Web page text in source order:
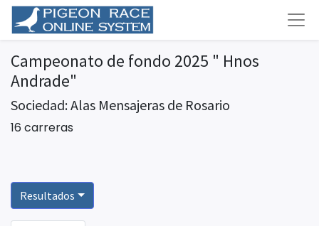
Campeonato de fondo 2025 " Hnos
Andrade"
Sociedad: Alas Mensajeras de Rosario
16 carreras
Resultados